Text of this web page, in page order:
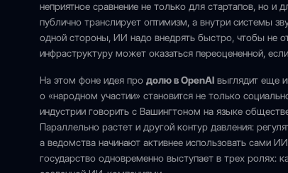
неприятное сравнение не только для стартапов, но и
публично транслирует оптимизм, а внутри системы
одной стороны, ИИ надо внедрять быстро, чтобы не
инфраструктуру может оказаться переоцененной,
На этом фоне идея про долю в OpenAI выглядит еще
о «народном участии» становится не только
индустрии говорить с Вашингтоном на языке
Параллельно растет и другой контур давления:
а ведомства начинают активнее использовать сами
государство одновременно выступает в трех ролях: